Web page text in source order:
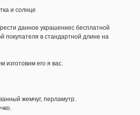
и солнце
данное украшениес бесплатной
покупателя в стандартной длине на
изготовим его я вас.
жемчуг, перламутр.